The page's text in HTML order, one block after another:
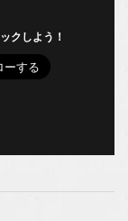
クしよう！